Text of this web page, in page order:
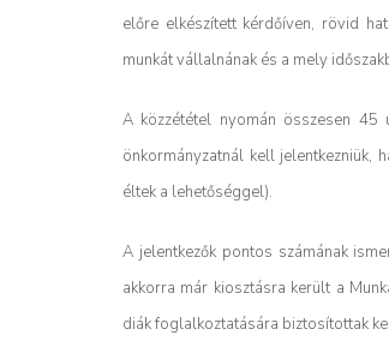
előre elkészített kérdőíven, rövid
munkát vállalnának és a mely
A közzététel nyomán összesen
önkormányzatnál kell jelentkezniük,
éltek a lehetőséggel).
A jelentkezők pontos számának
akkorra már kiosztásra került a
diák foglalkoztatására biztosítottak